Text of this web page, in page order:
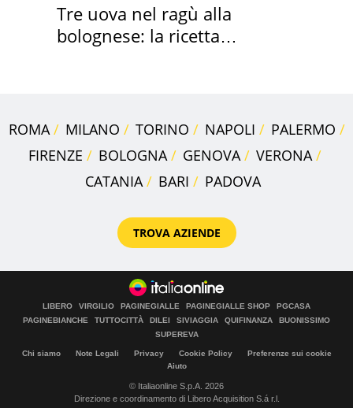
Tre uova nel ragù alla
bolognese: la ricetta
ROMA MILANO TORINO NAPOLI
PALERMO
FIRENZE
BOLOGNA GENOVA
VERONA
CATANIA
BARI PADOVA
TROVA AZIENDE
LIBERO VIRGILIO PAGINEGIALLE PAGINEGIALLE SHOP
PGCASA
PAGINEBIANCHE
TUTTOCITTÀ DILEI SIVIAGGIA QUIFINANZA
BUONISSIMO
SUPEREVA
Chi siamo Note Legali Privacy Cookie Policy
Preferenze sui cookie
Aiuto
© Italiaonline S.p.A. 2026
Direzione e coordinamento di Libero Acquisition S.á r.l.